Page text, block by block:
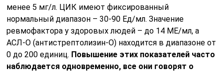
менее 5 мг/л. ЦИК имеют фиксированный
нормальный диапазон – 30-90 Ед/мл. Значение
ревмофактора у здоровых людей – до 14 МЕ/мл, а
АСЛ-О (антистрептолизин-О) находится в диапазоне от
0 до 200 единиц. Повышение этих показателей часто
наблюдается одновременно, все они говорят о